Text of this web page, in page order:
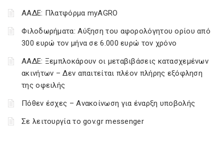
ΑΑΔΕ: Πλατφόρμα myAGRO
Φιλοδωρήματα: Αύξηση του αφορολόγητου ορίου από
300 ευρώ τον μήνα σε 6.000 ευρώ τον χρόνο
ΑΑΔΕ: Ξεμπλοκάρουν οι μεταβιβάσεις κατασχεμένων
ακινήτων – Δεν απαιτείται πλέον πλήρης εξόφληση
της οφειλής
Πόθεν έσχες – Ανακοίνωση για έναρξη υποβολής
Σε λειτουργία το gov.gr messenger